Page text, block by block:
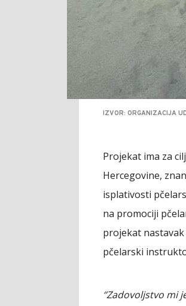
IZVOR: ORGANIZACIJA
Projekat ima za
Hercegovine,
isplativosti
na promociji
projekat
pčelarski
‘’Zadovoljstvo